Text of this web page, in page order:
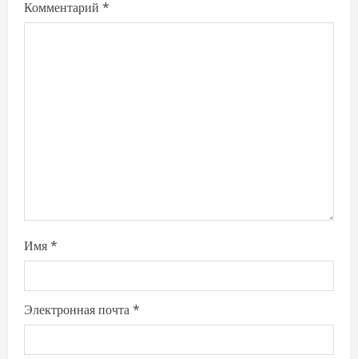
Комментарий *
Имя*
Электронная почта*